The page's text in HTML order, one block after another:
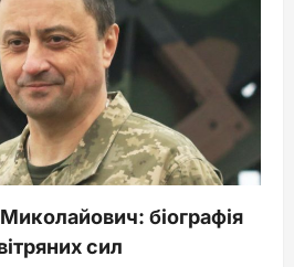
біографія
сил